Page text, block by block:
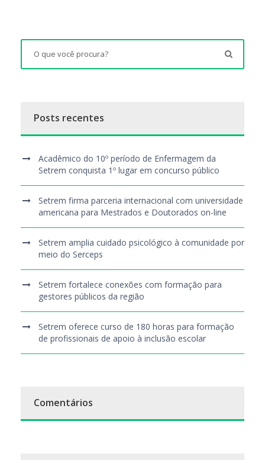
Posts recentes
Acadêmico do 10º período de Enfermagem da
Setrem conquista 1º lugar em concurso público
Setrem firma parceria internacional com universidade
americana para Mestrados e Doutorados on-line
Setrem amplia cuidado psicológico à comunidade por
meio do Serceps
Setrem fortalece conexões com formação para
gestores públicos da região
Setrem oferece curso de 180 horas para formação
de profissionais de apoio à inclusão escolar
Comentários